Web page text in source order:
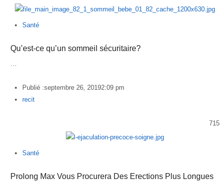
Santé
Qu’est-ce qu’un sommeil sécuritaire?
Publié :septembre 26, 20192:09 pm
Author
recit
715
Santé
Prolong Max Vous Procurera Des Erections Plus Longues